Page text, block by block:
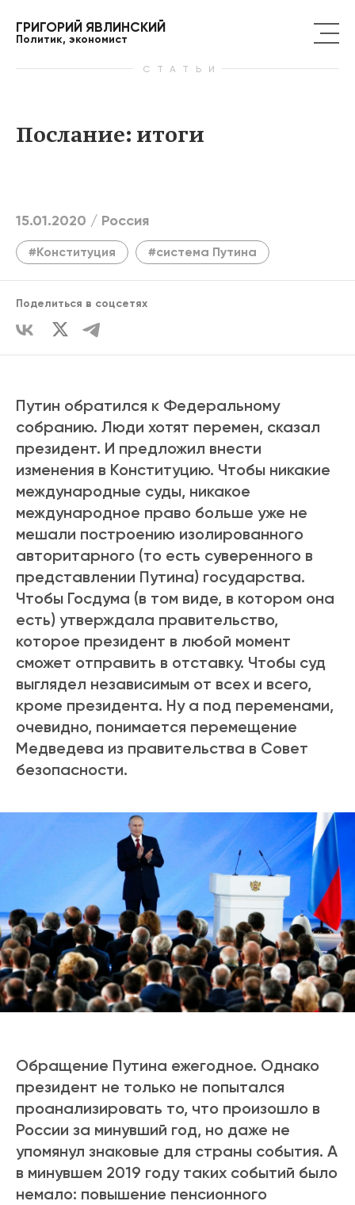
ГРИГОРИЙ ЯВЛИНСКИЙ
Политик, экономист
СТАТЬИ
Послание: итоги
15.01.2020 / Россия
#Конституция #система Путина
Поделиться в соцсетях
Путин обратился к Федеральному
собранию. Люди хотят перемен, сказал
президент. И предложил внести
изменения в Конституцию. Чтобы никакие
международные суды, никакое
международное право больше уже не
мешали построению изолированного
авторитарного (то есть суверенного в
представлении Путина) государства.
Чтобы Госдума (в том виде, в котором она
есть) утверждала правительство,
которое президент в любой момент
сможет отправить в отставку. Чтобы суд
выглядел независимым от всех и всего,
кроме президента. Ну а под переменами,
очевидно, понимается перемещение
Медведева из правительства в Совет
безопасности.
Обращение Путина ежегодное. Однако
президент не только не попытался
проанализировать то, что произошло в
России за минувший год, но даже не
упомянул знаковые для страны события. А
в минувшем 2019 году таких событий было
немало: повышение пенсионного